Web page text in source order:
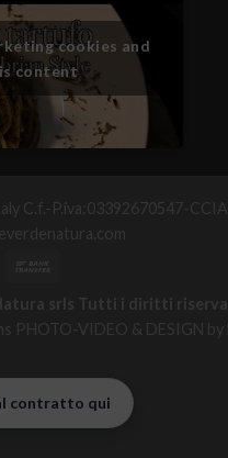
cookies and
content
C.f.-P.iva:03392670547-
srls Tutti i diritti
PHOTO-VIDEO & DESIGN by
contratto qui